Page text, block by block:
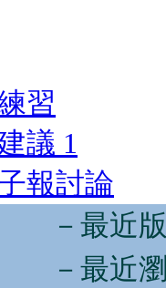
習
議 1
報討論
－最近
－最近